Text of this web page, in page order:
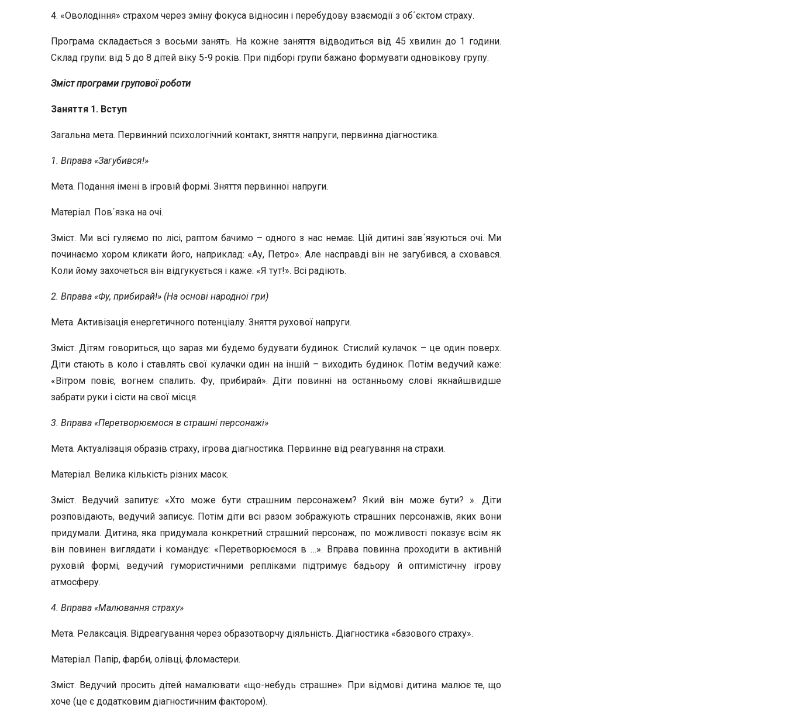
4. «Оволодіння» страхом через зміну фокуса відносин і перебудову взаємодії з об´єктом страху.
Програма складається з восьми занять. На кожне заняття відводиться від 45 хвилин до 1 години.
Склад групи: від 5 до 8 дітей віку 5-9 років. При підборі групи бажано формувати одновікову групу.
Зміст програми групової роботи
Заняття 1. Вступ
Загальна мета. Первинний психологічний контакт, зняття напруги, первинна діагностика.
1. Вправа «Загубився!»
Мета. Подання імені в ігровій формі. Зняття первинної напруги.
Матеріал. Пов´язка на очі.
Зміст. Ми всі гуляємо по лісі, раптом бачимо – одного з нас немає. Цій дитині зав´язуються очі. Ми
починаємо хором кликати його, наприклад: «Ау, Петро». Але насправді він не загубився, а сховався.
Коли йому захочеться він відгукується і каже: «Я тут!». Всі радіють.
2. Вправа «Фу, прибирай!» (На основі народної гри)
Мета. Активізація енергетичного потенціалу. Зняття рухової напруги.
Зміст. Дітям говориться, що зараз ми будемо будувати будинок. Стислий кулачок – це один поверх.
Діти стають в коло і ставлять свої кулачки один на іншій – виходить будинок. Потім ведучий каже:
«Вітром повіє, вогнем спалить. Фу, прибирай». Діти повинні на останньому слові якнайшвидше
забрати руки і сісти на свої місця.
3. Вправа «Перетворюємося в страшні персонажі»
Мета. Актуалізація образів страху, ігрова діагностика. Первинне від реагування на страхи.
Матеріал. Велика кількість різних масок.
Зміст. Ведучий запитує: «Хто може бути страшним персонажем? Який він може бути? ». Діти
розповідають, ведучий записує. Потім діти всі разом зображують страшних персонажів, яких вони
придумали. Дитина, яка придумала конкретний страшний персонаж, по можливості показує всім як
він повинен виглядати і командує: «Перетворюємося в …». Вправа повинна проходити в активній
руховій формі, ведучий гумористичними репліками підтримує бадьору й оптимістичну ігрову
атмосферу.
4. Вправа «Малювання страху»
Мета. Релаксація. Відреагування через образотворчу діяльність. Діагностика «базового страху».
Матеріал. Папір, фарби, олівці, фломастери.
Зміст. Ведучий просить дітей намалювати «що-небудь страшне». При відмові дитина малює те, що
хоче (це є додатковим діагностичним фактором).